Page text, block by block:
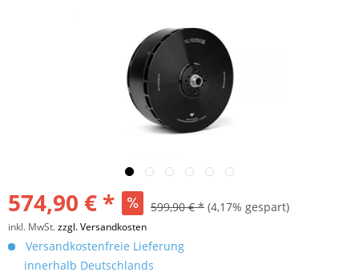
574,90 € * 599,90 € * (4,17% gespart)
inkl. MwSt.zzgl. Versandkosten
Versandkostenfreie Lieferung
innerhalb Deutschlands